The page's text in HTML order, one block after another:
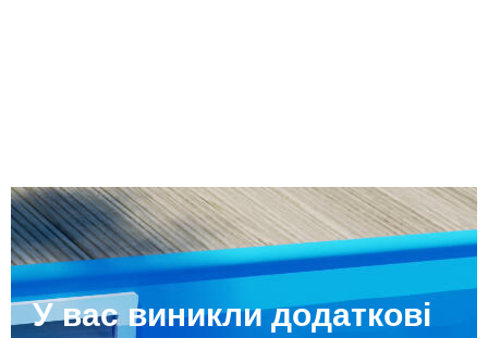
У вас виникли додаткові